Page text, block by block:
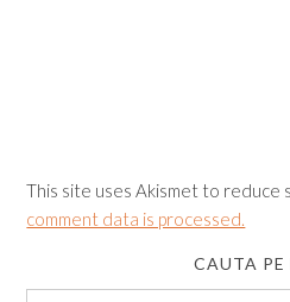
This site uses Akismet to reduce
comment data is processed.
CAUTA PE